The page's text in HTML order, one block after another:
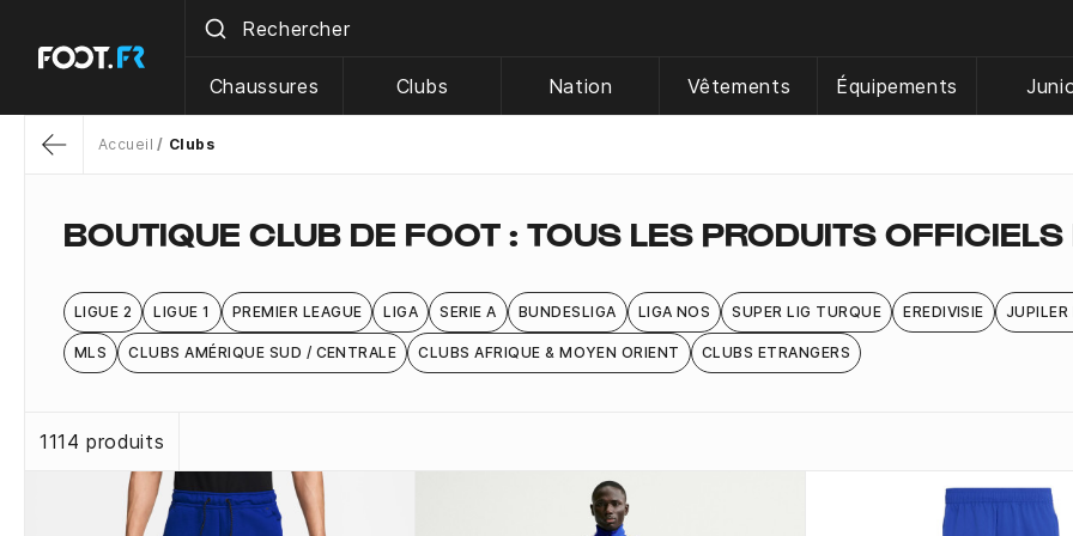
Chaussures Clubs Nation Vêtements Équipements
Accueil Clubs
BOUTIQUE CLUB DE FOOT : TOUS LES PRODUITS
LIGUE 2 LIGUE 1 PREMIER LEAGUE LIGA SERIE A BUNDESLIGA LIGA NOS SUPER LIG TURQUE EREDIVISIE JUPILER
MLS CLUBS AMÉRIQUE SUD / CENTRALE CLUBS AFRIQUE & MOYEN ORIENT CLUBS ETRANGERS
1114 produits